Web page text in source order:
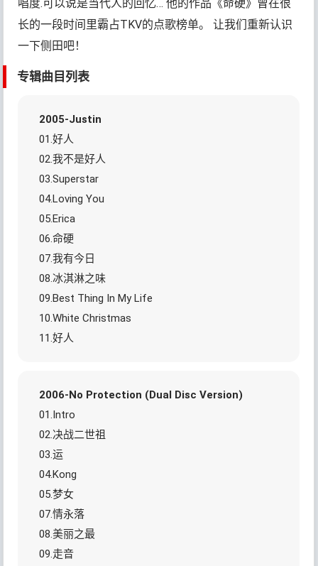
唱度.可以说是当代人的回忆… 他的作品《命硬》曾在很
长的一段时间里霸占TKV的点歌榜单。 让我们重新认识
一下侧田吧！
专辑曲目列表
2005-Justin
01.好人
02.我不是好人
03.Superstar
04.Loving You
05.Erica
06.命硬
07.我有今日
08.冰淇淋之味
09.Best Thing In My Life
10.White Christmas
11.好人
2006-No Protection (Dual Disc Version)
01.Intro
02.决战二世祖
03.运
04.Kong
05.梦女
07.情永落
08.美丽之最
09.走音